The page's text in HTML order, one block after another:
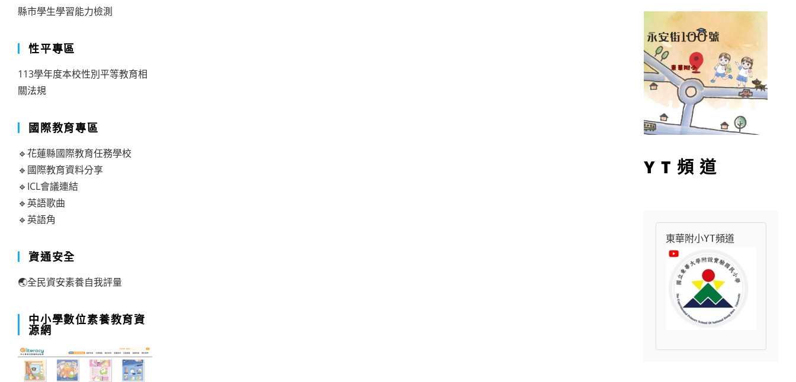
縣市學生學習能力檢測
性平專區
113學年度本校性別平等教育相
關法規
國際教育專區
🔹花蓮縣國際教育任務學校
🔹國際教育資料分享
🔹ICL會議連結
🔹英語歌曲
🔹英語角
資通安全
🌏全民資安素養自我評量
中小學數位素養教育資
源網
YT頻道
東華附小YT頻道